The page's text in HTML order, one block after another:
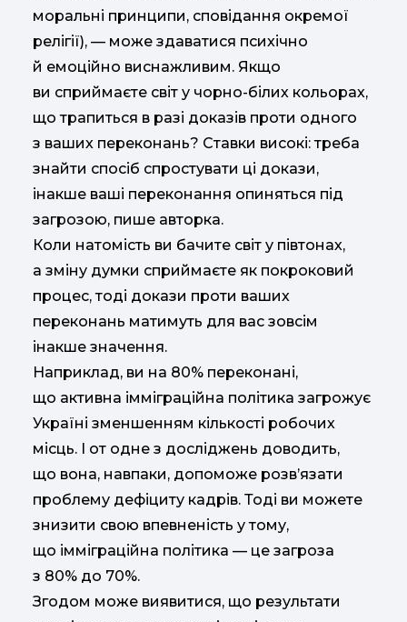
моральні принципи, сповідання окремої
релігії), — може здаватися психічно
й емоційно виснажливим. Якщо
ви сприймаєте світ у чорно-білих кольорах,
що трапиться в разі доказів проти одного
з ваших переконань? Ставки високі: треба
знайти спосіб спростувати ці докази,
інакше ваші переконання опиняться під
загрозою, пише авторка.
Коли натомість ви бачите світ у півтонах,
а зміну думки сприймаєте як покроковий
процес, тоді докази проти ваших
переконань матимуть для вас зовсім
інакше значення.
Наприклад, ви на 80% переконані,
що активна імміграційна політика загрожує
Україні зменшенням кількості робочих
місць. І от одне з досліджень доводить,
що вона, навпаки, допоможе розв’язати
проблему дефіциту кадрів. Тоді ви можете
знизити свою впевненість у тому,
що імміграційна політика — це загроза
з 80% до 70%.
Згодом може виявитися, що результати